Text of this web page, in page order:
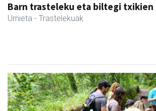
Osane belar eta eko denda
Urnieta - Akupuntura